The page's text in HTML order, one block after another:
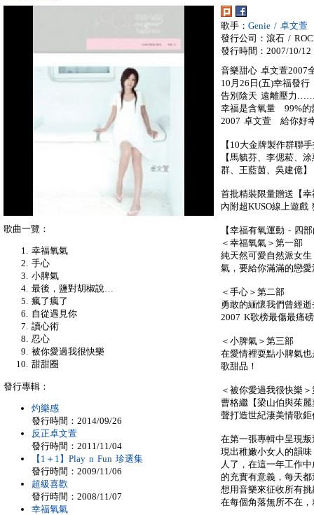
歌手： Genie / 卓文萱
發行公司：滾石 /
發行時間：2007/10/12
音樂甜心 卓文萱2007
10月26日(五)幸福發行
告別陰天 遠離壓力
幸福是含氧量 99%
2007 卓文萱 給你好
【10大金牌製作群聯
【馬毓芬、李偲菘、
群、王藍茵、吳建億】
首批精裝限量贈送【
內附超KUSO線上遊戲
【幸福有氧運動 - 四
＜幸福氧氣＞第一部
純天然可愛自然派女
氣，要給你滿滿的戀愛
＜手心＞第二部
勇敢的緬懷我們曾經
2007 K歌榜最傷最痛
＜小脾氣＞第三部
在愛情裡耍點小脾氣
歌甜品！
＜被你愛過我很快樂
曹格繼【梁山伯與茱
聲打造世紀淒美情歌鉅
在第一張專輯中呈現
現出稚嫩小女人的韻
人了，在這一年工作
的充實有意義，每天
想用音樂來征收所有
在每個角落無所不在
歌曲一覽：
幸福氧氣
手心
小脾氣
最後，鹽對胡椒說…
瘋了瘋了
自從遇見你
讀心術
忍心
被你愛過我很快樂
甜甜圈
發行專輯：
灼樂感
發行時間：2014/09/26
反正卓文萱
發行時間：2011/11/04
【1＋1】Play n Fun 珍選集
發行時間：2009/11/06
超級喜歡
發行時間：2008/11/07
幸福氧氣